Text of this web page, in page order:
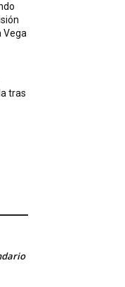
Vega
tras